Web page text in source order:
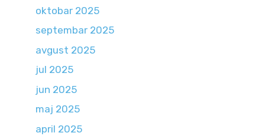
oktobar 2025
septembar 2025
avgust 2025
jul 2025
jun 2025
maj 2025
april 2025